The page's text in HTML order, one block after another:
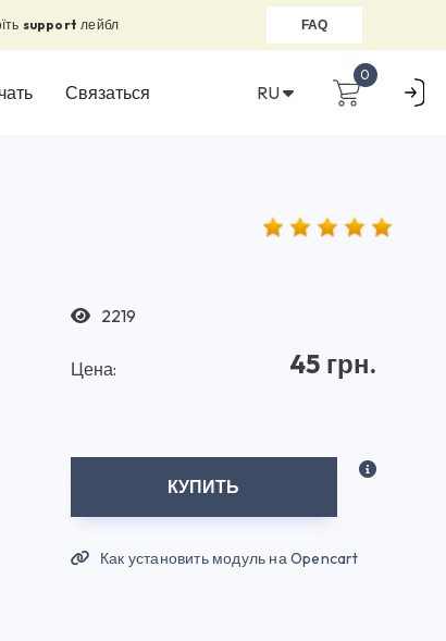
support лейбл FAQ
Связаться RU
0
2219
Цена: 45 грн.
КУПИТЬ
Как установить модуль на Opencart